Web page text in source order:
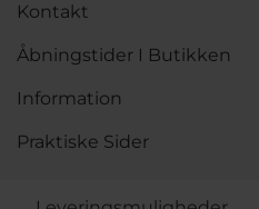
Kontakt
Åbningstider I Butikken
Information
Praktiske Sider